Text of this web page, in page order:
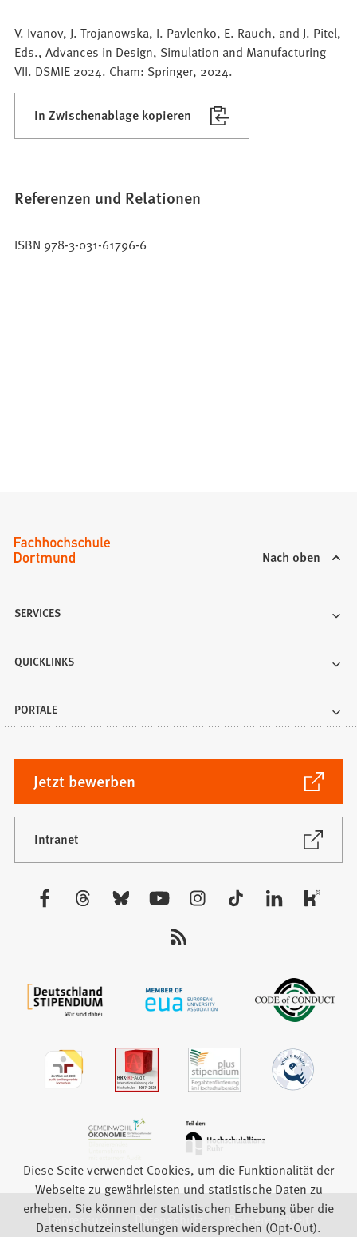
V. Ivanov, J. Trojanowska, I. Pavlenko, E. Rauch, and J. Pitel,
Eds., Advances in Design, Simulation and Manufacturing
VII. DSMIE 2024. Cham: Springer, 2024.
In Zwischenablage kopieren
Referenzen und Relationen
ISBN 978-3-031-61796-6
Nach oben
SERVICES
QUICKLINKS
PORTALE
Jetzt bewerben
(Öffnet
in
einem
neuen
Tab)
Intranet
(Öffnet
neuen
Besuchen
Impressum Datenschutz Barrierefreiheit
Diese Seite verwendet Cookies, um die Funktionalität der
Webseite zu gewährleisten und statistische Daten zu
erheben. Sie können der statistischen Erhebung über die
Datenschutzeinstellungen widersprechen (Opt-Out).